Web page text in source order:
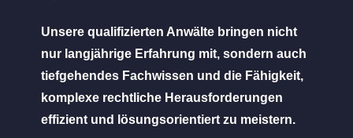
Unsere qualifizierten Anwälte bringen nicht
nur langjährige Erfahrung mit, sondern auch
tiefgehendes Fachwissen und die Fähigkeit,
komplexe rechtliche Herausforderungen
effizient und lösungsorientiert zu meistern.